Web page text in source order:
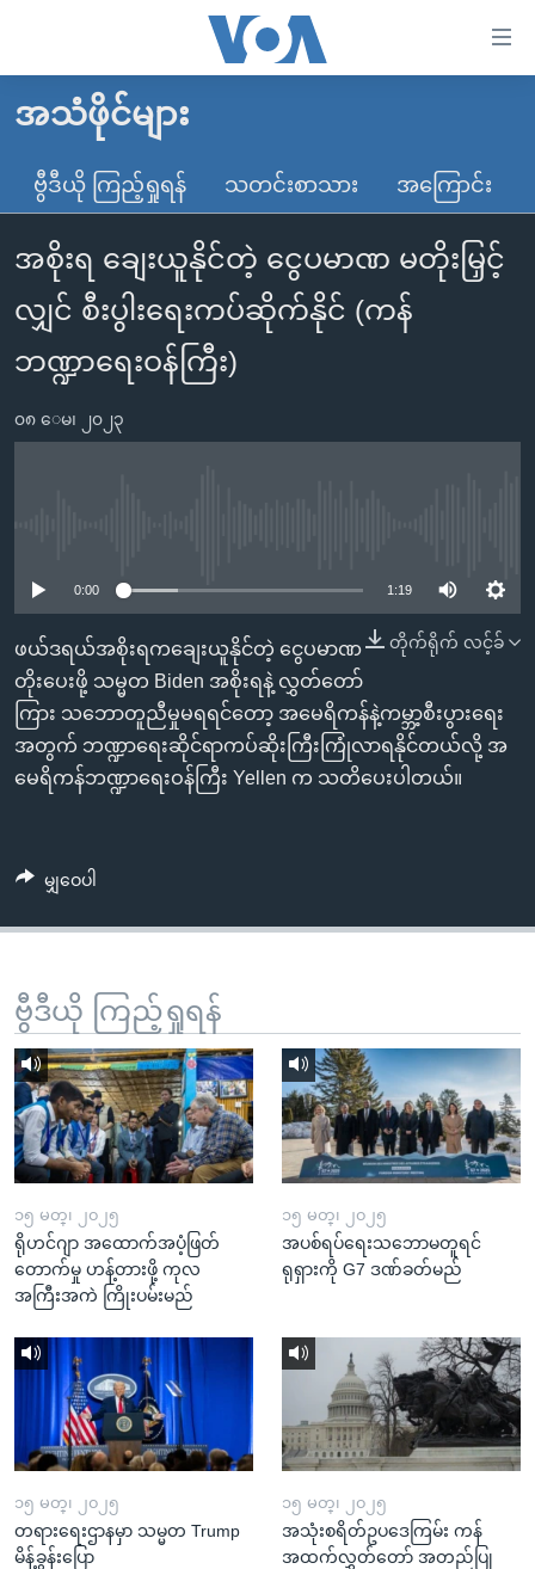
လွယ်ကူ
သည့်
Link
များ
ပင်မ
ကျော်
ကြည့်
ကျော်
ကြည့်
ရန်
ရှာဖွေ
ရန်
မူလစာမျက်နှာ
မြန်မာ
ကမ္ဘာ့သတင်းများ
နိုင်ငံတကာ
အမေရိကန်
အစ္စရေး-ပါလက်စတိုင်း
ဗွီဒီယို
သတင်းလွတ်လပ်ခွင့်
ရပ်ဝန်းတခု လမ်းတခု အလွန်
အင်္ဂလိပ်စာလေ့လာမယ်
အမေရိကန်သုံးအီဒီယံ
အပတ်စဉ်ကဏ္ဍများ
ဗွီအိုအေ လူမှုကွန်ယက်များ
ဘာသာစကားများ
အသံဖိုင်များ
ဗွီဒီယို ကြည့်ရှုရန် သတင်းစာသား အကြောင်း
အစိုးရ ချေးယူနိုင်တဲ့ ငွေပမာဏ မတိုးမြှင့်
လျှင် စီးပွါးရေးကပ်ဆိုက်နိုင် (ကန်
ဘဏ္ဍာရေးဝန်ကြီး)
၀၈ ေမ၊ ၂၀၂၃
0:00 1:19
တိုက်ရိုက် လင့်ခ်
ဖယ်ဒရယ်အစိုးရကချေးယူနိုင်တဲ့ ငွေပမာဏ
တိုးပေးဖို့ သမ္မတ Biden အစိုးရနဲ့ လွှတ်တော်
ကြား သဘောတူညီမှုမရရင်တော့ အမေရိကန်နဲ့ကမ္ဘာ့စီးပွားရေး
အတွက် ဘဏ္ဍာရေးဆိုင်ရာကပ်ဆိုးကြီးကြုံလာရနိုင်တယ်လို့ အ
မေရိကန်ဘဏ္ဍာရေးဝန်ကြီး Yellen က သတိပေးပါတယ်။
မျှဝေပါ
ဗွီဒီယို ကြည့်ရှုရန်
၁၅ မတ္၊ ၂၀၂၅
ရိုဟင်ဂျာ အထောက်အပံ့ဖြတ်
တောက်မှု ဟန့်တားဖို့ ကုလ
အကြီးအကဲ ကြိုးပမ်းမည်
၁၅ မတ္၊ ၂၀၂၅
အပစ်ရပ်ရေးသဘောမတူရင်
ရုရှားကို G7 ဒဏ်ခတ်မည်
၁၅ မတ္၊ ၂၀၂၅
တရားရေးဌာနမှာ သမ္မတ Trump
မိန့်ခွန်းပြော
၁၅ မတ္၊ ၂၀၂၅
အသုံးစရိတ်ဥပဒေကြမ်း ကန်
အထက်လွှတ်တော် အတည်ပြု